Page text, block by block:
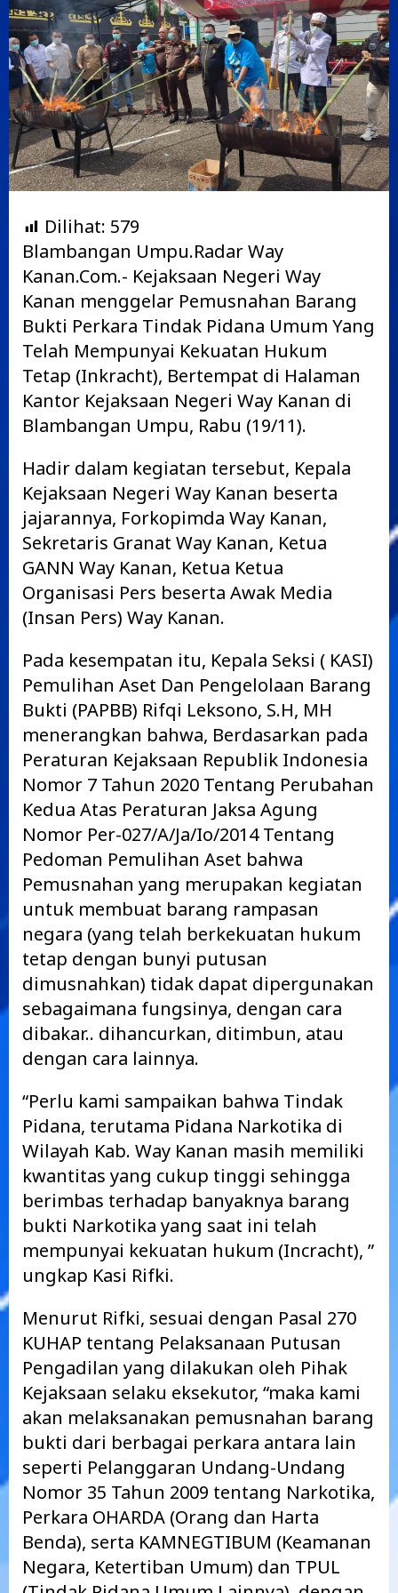
Dilihat: 579
Blambangan Umpu.Radar Way
Kanan.Com.- Kejaksaan Negeri Way
Kanan menggelar Pemusnahan Barang
Bukti Perkara Tindak Pidana Umum Yang
Telah Mempunyai Kekuatan Hukum
Tetap (Inkracht), Bertempat di Halaman
Kantor Kejaksaan Negeri Way Kanan di
Blambangan Umpu, Rabu (19/11).
Hadir dalam kegiatan tersebut, Kepala
Kejaksaan Negeri Way Kanan beserta
jajarannya, Forkopimda Way Kanan,
Sekretaris Granat Way Kanan, Ketua
GANN Way Kanan, Ketua Ketua
Organisasi Pers beserta Awak Media
(Insan Pers) Way Kanan.
Pada kesempatan itu, Kepala Seksi ( KASI)
Pemulihan Aset Dan Pengelolaan Barang
Bukti (PAPBB) Rifqi Leksono, S.H, MH
menerangkan bahwa, Berdasarkan pada
Peraturan Kejaksaan Republik Indonesia
Nomor 7 Tahun 2020 Tentang Perubahan
Kedua Atas Peraturan Jaksa Agung
Nomor Per-027/A/Ja/Io/2014 Tentang
Pedoman Pemulihan Aset bahwa
Pemusnahan yang merupakan kegiatan
untuk membuat barang rampasan
negara (yang telah berkekuatan hukum
tetap dengan bunyi putusan
dimusnahkan) tidak dapat dipergunakan
sebagaimana fungsinya, dengan cara
dibakar.. dihancurkan, ditimbun, atau
dengan cara lainnya.
“Perlu kami sampaikan bahwa Tindak
Pidana, terutama Pidana Narkotika di
Wilayah Kab. Way Kanan masih memiliki
kwantitas yang cukup tinggi sehingga
berimbas terhadap banyaknya barang
bukti Narkotika yang saat ini telah
mempunyai kekuatan hukum (Incracht), ”
ungkap Kasi Rifki.
Menurut Rifki, sesuai dengan Pasal 270
KUHAP tentang Pelaksanaan Putusan
Pengadilan yang dilakukan oleh Pihak
Kejaksaan selaku eksekutor, “maka kami
akan melaksanakan pemusnahan barang
bukti dari berbagai perkara antara lain
seperti Pelanggaran Undang-Undang
Nomor 35 Tahun 2009 tentang Narkotika,
Perkara OHARDA (Orang dan Harta
Benda), serta KAMNEGTIBUM (Keamanan
Negara, Ketertiban Umum) dan TPUL